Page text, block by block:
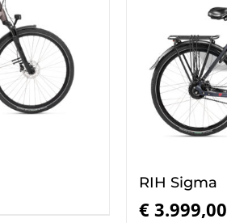
RIH Sigma
€ 3.999,00